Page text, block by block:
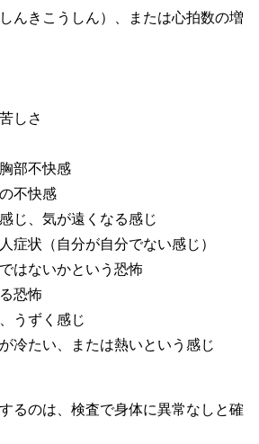
んきこうしん）、または心拍数の増
しさ
部不快感
不快感
じ、気が遠くなる感じ
症状（自分が自分でない感じ）
はないかという恐怖
恐怖
うずく感じ
冷たい、または熱いという感じ
るのは、検査で身体に異常なしと確